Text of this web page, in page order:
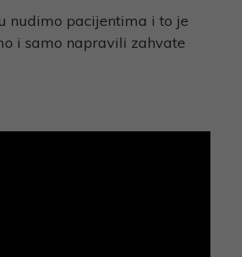
nudimo pacijentima i to je
i samo napravili zahvate